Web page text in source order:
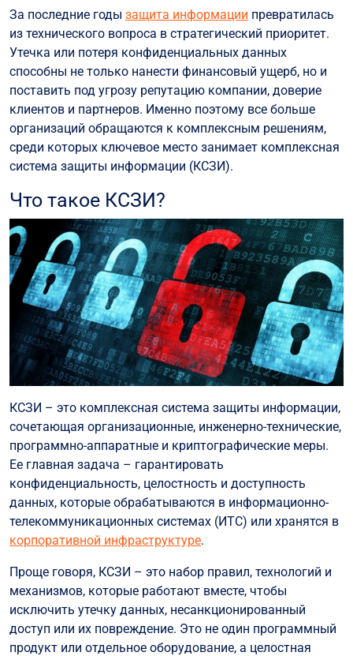
За последние годы защита информации превратилась
из технического вопроса в стратегический приоритет.
Утечка или потеря конфиденциальных данных
способны не только нанести финансовый ущерб, но и
поставить под угрозу репутацию компании, доверие
клиентов и партнеров. Именно поэтому все больше
организаций обращаются к комплексным решениям,
среди которых ключевое место занимает комплексная
система защиты информации (КСЗИ).
Что такое КСЗИ?
КСЗИ – это комплексная система защиты информации,
сочетающая организационные, инженерно-технические,
программно-аппаратные и криптографические меры.
Ее главная задача – гарантировать
конфиденциальность, целостность и доступность
данных, которые обрабатываются в информационно-
телекоммуникационных системах (ИТС) или хранятся в
корпоративной инфраструктуре.
Проще говоря, КСЗИ – это набор правил, технологий и
механизмов, которые работают вместе, чтобы
исключить утечку данных, несанкционированный
доступ или их повреждение. Это не один программный
продукт или отдельное оборудование, а целостная